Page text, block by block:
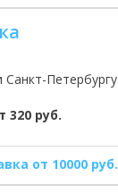
Петербургу
320 руб.
от 10000 руб.